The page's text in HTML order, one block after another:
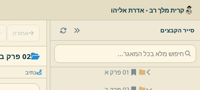
קרית מלך רב - אדרת אליהו
סייר הקבצים
05 פרשת השבוע
01 לפי פרקים
01 פרק א
אחורה
02 פרק ב
נתיב